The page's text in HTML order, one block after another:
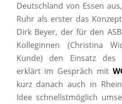
Deutschland von Essen
Ruhr als erster das
Dirk Beyer, der für den
Kolleginnen (Christina
Kunde) den Einsatz des
erklärt im Gespräch mit
kurz danach auch in
Idee schnellstmöglich